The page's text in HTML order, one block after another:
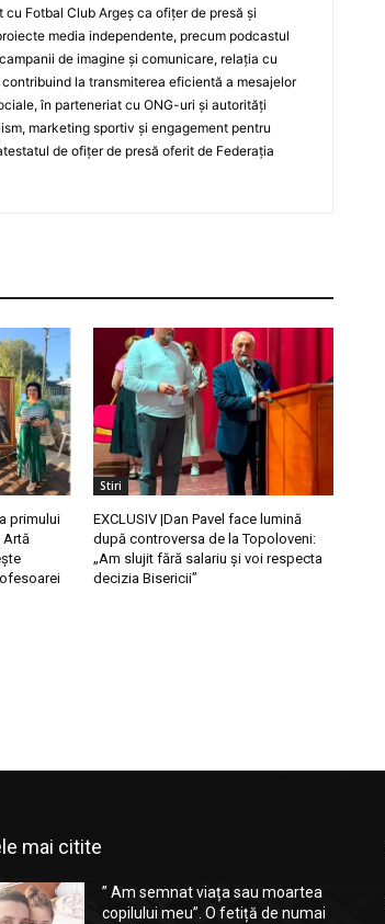
Fotbal Club Argeș ca ofițer de presă și
media independente, precum podcastul
de imagine și comunicare, relația cu
la transmiterea eficientă a mesajelor
în parteneriat cu ONG-uri și autorități
marketing sportiv și engagement pentru
de ofițer de presă oferit de Federația
primului
Artă
Stiri
EXCLUSIV |Dan Pavel face lumină
după controversa de la Topoloveni:
„Am slujit fără salariu și voi respecta
decizia Bisericii”
mai citite
” Am semnat viața sau moartea
copilului meu”. O fetiță de numai